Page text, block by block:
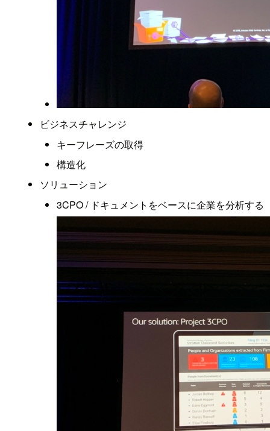
ビジネスチャレンジ
キーフレーズの取得
構造化
ソリューション
3CPO / ドキュメントをベースに企業を分析する